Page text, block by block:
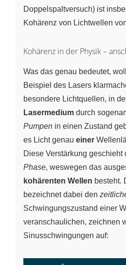
Doppelspaltversuch) ist
Kohärenz von Lichtwellen
Kohärenz in der Physik –
Was das genau bedeutet,
Beispiel des Lasers
besondere Lichtquellen, in
Lasermedium durch
Pumpen in einen Zustand
es Licht genau einer
Diese Verstärkung geschieht
Phase, weswegen das
kohärenten Wellen besteht.
bezeichnet dabei den
Schwingungszustand einer
veranschaulichen, zeichnen
Sinusschwingungen auf: